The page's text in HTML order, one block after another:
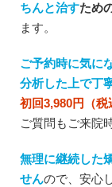
ちんと治すため
ます。
ご予約時に気に
分析した上で丁
初回3,980円（税
ご質問もご来院
無理に継続した
せんので、安心